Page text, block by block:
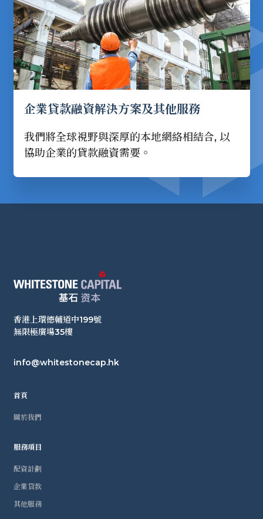
企業貸款融資解決方案及其他服務
我們將全球視野與深厚的本地網絡相結合, 以
協助企業的貸款融資需要。
香港上環德輔道中199號
無限極廣場35樓
info@whitestonecap.hk
首頁
關於我們
服務項目
配資計劃
企業貸款
其他服務